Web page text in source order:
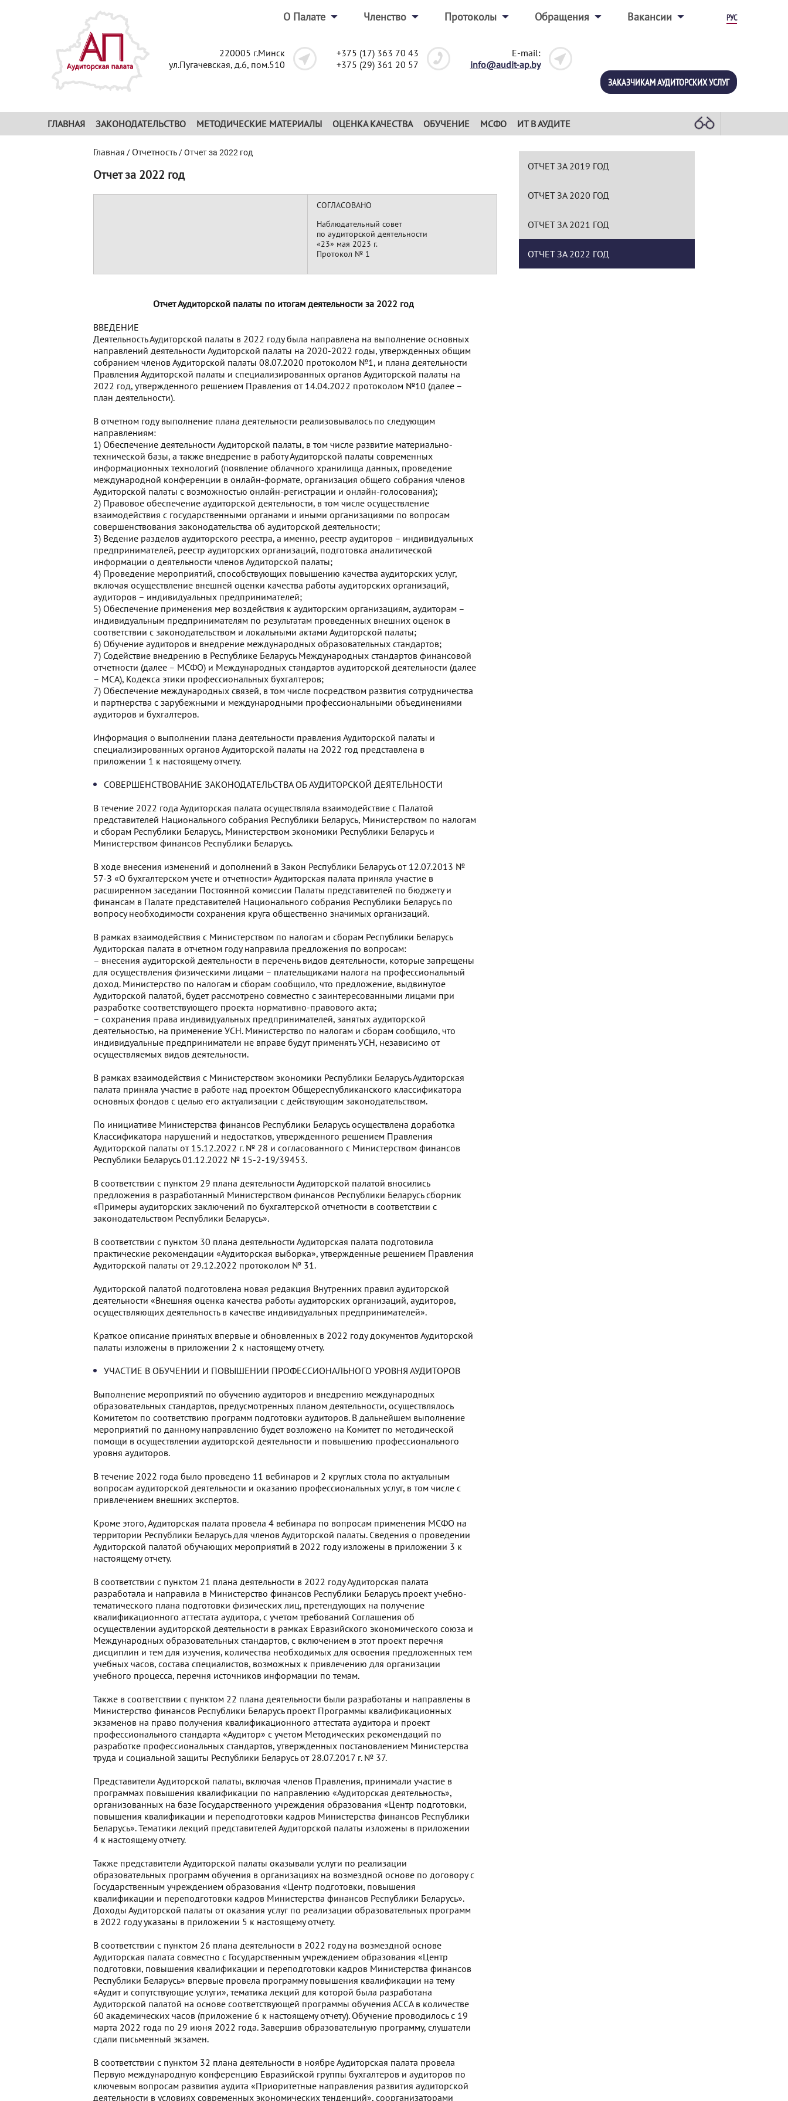
О Палате Членство Протоколы Обращения Вакансии РУС
220005 г.Минск
ул.Пугачевская, д.6, пом.510
+375 (17) 363 70 43
+375 (29) 361 20 57
E-mail:
info@audit-ap.by
ЗАКАЗЧИКАМ АУДИТОРСКИХ УСЛУГ
ГЛАВНАЯ ЗАКОНОДАТЕЛЬСТВО МЕТОДИЧЕСКИЕ МАТЕРИАЛЫ ОЦЕНКА КАЧЕСТВА ОБУЧЕНИЕ МСФО ИТ В АУДИТЕ
Главная / Отчетность /Отчет за 2022 год
Отчет за 2022 год
СОГЛАСОВАНО
Наблюдательный совет
по аудиторской деятельности
«23» мая 2023 г.
Протокол № 1
Отчет Аудиторской палаты по итогам деятельности за 2022 год
ВВЕДЕНИЕ
Деятельность Аудиторской палаты в 2022 году была направлена на выполнение основных
направлений деятельности Аудиторской палаты на 2020-2022 годы, утвержденных общим
собранием членов Аудиторской палаты 08.07.2020 протоколом №1, и плана деятельности
Правления Аудиторской палаты и специализированных органов Аудиторской палаты на
2022 год, утвержденного решением Правления от 14.04.2022 протоколом №10 (далее –
план деятельности).
В отчетном году выполнение плана деятельности реализовывалось по следующим
направлениям:
1) Обеспечение деятельности Аудиторской палаты, в том числе развитие материально-
технической базы, а также внедрение в работу Аудиторской палаты современных
информационных технологий (появление облачного хранилища данных, проведение
международной конференции в онлайн-формате, организация общего собрания членов
Аудиторской палаты с возможностью онлайн-регистрации и онлайн-голосования);
2) Правовое обеспечение аудиторской деятельности, в том числе осуществление
взаимодействия с государственными органами и иными организациями по вопросам
совершенствования законодательства об аудиторской деятельности;
3) Ведение разделов аудиторского реестра, а именно, реестр аудиторов – индивидуальных
предпринимателей, реестр аудиторских организаций, подготовка аналитической
информации о деятельности членов Аудиторской палаты;
4) Проведение мероприятий, способствующих повышению качества аудиторских услуг,
включая осуществление внешней оценки качества работы аудиторских организаций,
аудиторов – индивидуальных предпринимателей;
5) Обеспечение применения мер воздействия к аудиторским организациям, аудиторам –
индивидуальным предпринимателям по результатам проведенных внешних оценок в
соответствии с законодательством и локальными актами Аудиторской палаты;
6) Обучение аудиторов и внедрение международных образовательных стандартов;
7) Содействие внедрению в Республике Беларусь Международных стандартов финансовой
отчетности (далее – МСФО) и Международных стандартов аудиторской деятельности (далее
– МСА), Кодекса этики профессиональных бухгалтеров;
7) Обеспечение международных связей, в том числе посредством развития сотрудничества
и партнерства с зарубежными и международными профессиональными объединениями
аудиторов и бухгалтеров.
Информация о выполнении плана деятельности правления Аудиторской палаты и
специализированных органов Аудиторской палаты на 2022 год представлена в
приложении 1 к настоящему отчету.
СОВЕРШЕНСТВОВАНИЕ ЗАКОНОДАТЕЛЬСТВА ОБ АУДИТОРСКОЙ ДЕЯТЕЛЬНОСТИ
В течение 2022 года Аудиторская палата осуществляла взаимодействие с Палатой
представителей Национального собрания Республики Беларусь, Министерством по налогам
и сборам Республики Беларусь, Министерством экономики Республики Беларусь и
Министерством финансов Республики Беларусь.
В ходе внесения изменений и дополнений в Закон Республики Беларусь от 12.07.2013 №
57-З «О бухгалтерском учете и отчетности» Аудиторская палата приняла участие в
расширенном заседании Постоянной комиссии Палаты представителей по бюджету и
финансам в Палате представителей Национального собрания Республики Беларусь по
вопросу необходимости сохранения круга общественно значимых организаций.
В рамках взаимодействия с Министерством по налогам и сборам Республики Беларусь
Аудиторская палата в отчетном году направила предложения по вопросам:
– внесения аудиторской деятельности в перечень видов деятельности, которые запрещены
для осуществления физическими лицами – плательщиками налога на профессиональный
доход. Министерство по налогам и сборам сообщило, что предложение, выдвинутое
Аудиторской палатой, будет рассмотрено совместно с заинтересованными лицами при
разработке соответствующего проекта нормативно-правового акта;
– сохранения права индивидуальных предпринимателей, занятых аудиторской
деятельностью, на применение УСН. Министерство по налогам и сборам сообщило, что
индивидуальные предприниматели не вправе будут применять УСН, независимо от
осуществляемых видов деятельности.
В рамках взаимодействия с Министерством экономики Республики Беларусь Аудиторская
палата приняла участие в работе над проектом Общереспубликанского классификатора
основных фондов с целью его актуализации с действующим законодательством.
По инициативе Министерства финансов Республики Беларусь осуществлена доработка
Классификатора нарушений и недостатков, утвержденного решением Правления
Аудиторской палаты от 15.12.2022 г. № 28 и согласованного с Министерством финансов
Республики Беларусь 01.12.2022 № 15-2-19/39453.
В соответствии с пунктом 29 плана деятельности Аудиторской палатой вносились
предложения в разработанный Министерством финансов Республики Беларусь сборник
«Примеры аудиторских заключений по бухгалтерской отчетности в соответствии с
законодательством Республики Беларусь».
В соответствии с пунктом 30 плана деятельности Аудиторская палата подготовила
практические рекомендации «Аудиторская выборка», утвержденные решением Правления
Аудиторской палаты от 29.12.2022 протоколом № 31.
Аудиторской палатой подготовлена новая редакция Внутренних правил аудиторской
деятельности «Внешняя оценка качества работы аудиторских организаций, аудиторов,
осуществляющих деятельность в качестве индивидуальных предпринимателей».
Краткое описание принятых впервые и обновленных в 2022 году документов Аудиторской
палаты изложены в приложении 2 к настоящему отчету.
УЧАСТИЕ В ОБУЧЕНИИ И ПОВЫШЕНИИ ПРОФЕССИОНАЛЬНОГО УРОВНЯ АУДИТОРОВ
Выполнение мероприятий по обучению аудиторов и внедрению международных
образовательных стандартов, предусмотренных планом деятельности, осуществлялось
Комитетом по соответствию программ подготовки аудиторов. В дальнейшем выполнение
мероприятий по данному направлению будет возложено на Комитет по методической
помощи в осуществлении аудиторской деятельности и повышению профессионального
уровня аудиторов.
В течение 2022 года было проведено 11 вебинаров и 2 круглых стола по актуальным
вопросам аудиторской деятельности и оказанию профессиональных услуг, в том числе с
привлечением внешних экспертов.
Кроме этого, Аудиторская палата провела 4 вебинара по вопросам применения МСФО на
территории Республики Беларусь для членов Аудиторской палаты. Сведения о проведении
Аудиторской палатой обучающих мероприятий в 2022 году изложены в приложении 3 к
настоящему отчету.
В соответствии с пунктом 21 плана деятельности в 2022 году Аудиторская палата
разработала и направила в Министерство финансов Республики Беларусь проект учебно-
тематического плана подготовки физических лиц, претендующих на получение
квалификационного аттестата аудитора, с учетом требований Соглашения об
осуществлении аудиторской деятельности в рамках Евразийского экономического союза и
Международных образовательных стандартов, с включением в этот проект перечня
дисциплин и тем для изучения, количества необходимых для освоения предложенных тем
учебных часов, состава специалистов, возможных к привлечению для организации
учебного процесса, перечня источников информации по темам.
Также в соответствии с пунктом 22 плана деятельности были разработаны и направлены в
Министерство финансов Республики Беларусь проект Программы квалификационных
экзаменов на право получения квалификационного аттестата аудитора и проект
профессионального стандарта «Аудитор» с учетом Методических рекомендаций по
разработке профессиональных стандартов, утвержденных постановлением Министерства
труда и социальной защиты Республики Беларусь от 28.07.2017 г. № 37.
Представители Аудиторской палаты, включая членов Правления, принимали участие в
программах повышения квалификации по направлению «Аудиторская деятельность»,
организованных на базе Государственного учреждения образования «Центр подготовки,
повышения квалификации и переподготовки кадров Министерства финансов Республики
Беларусь». Тематики лекций представителей Аудиторской палаты изложены в приложении
4 к настоящему отчету.
Также представители Аудиторской палаты оказывали услуги по реализации
образовательных программ обучения в организациях на возмездной основе по договору с
Государственным учреждением образования «Центр подготовки, повышения
квалификации и переподготовки кадров Министерства финансов Республики Беларусь».
Доходы Аудиторской палаты от оказания услуг по реализации образовательных программ
в 2022 году указаны в приложении 5 к настоящему отчету.
В соответствии с пунктом 26 плана деятельности в 2022 году на возмездной основе
Аудиторская палата совместно с Государственным учреждением образования «Центр
подготовки, повышения квалификации и переподготовки кадров Министерства финансов
Республики Беларусь» впервые провела программу повышения квалификации на тему
«Аудит и сопутствующие услуги», тематика лекций для которой была разработана
Аудиторской палатой на основе соответствующей программы обучения АССА в количестве
60 академических часов (приложение 6 к настоящему отчету). Обучение проводилось с 19
марта 2022 года по 29 июня 2022 года. Завершив образовательную программу, слушатели
сдали письменный экзамен.
В соответствии с пунктом 32 плана деятельности в ноябре Аудиторская палата провела
Первую международную конференцию Евразийской группы бухгалтеров и аудиторов по
ключевым вопросам развития аудита «Приоритетные направления развития аудиторской
деятельности в условиях современных экономических тенденций», соорганизаторами
ОТЧЕТ ЗА 2019 ГОД
ОТЧЕТ ЗА 2020 ГОД
ОТЧЕТ ЗА 2021 ГОД
ОТЧЕТ ЗА 2022 ГОД